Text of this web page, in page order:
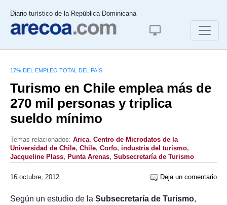
Diario turístico de la República Dominicana
17% DEL EMPLEO TOTAL DEL PAÍS
Turismo en Chile emplea más de
270 mil personas y triplica
sueldo mínimo
Temas relacionados: Arica, Centro de Microdatos de la
Universidad de Chile, Chile, Corfo, industria del turismo,
Jacqueline Plass, Punta Arenas, Subsecretaría de Turismo
16 octubre, 2012 Deja un comentario
Según un estudio de la Subsecretaría de Turismo,